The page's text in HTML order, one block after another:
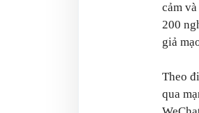
cảm
200
giả
Theo
qua